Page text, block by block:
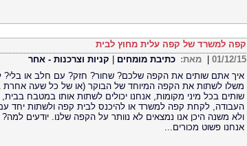
קפה למשרד של קפה עלית מחוץ לבית
01/12/15
מאת: כתיבת מומחים
קניות וצרכנות - אחר
איך אתם שותים את הקפה שלכם? שחור? חזק? עם חלב או בלי?
משלו לשתות את הקפה המיוחד של הבוקר (או של כל שעה אחרת
שותים בכל מיני מקומות, אנחנו יכולים לשתות אותו במטבח
העבודה, לקחת קפה למשרד או להיכנס לבית קפה ולשתות יחד
ולא משנה היכן אנו נמצאים לא נוותר על הקפה שלנו. יודעים
אנחנו פשוט מכורים...